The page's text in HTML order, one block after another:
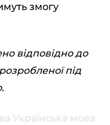
змогу
відповідно до
під
Українська мова